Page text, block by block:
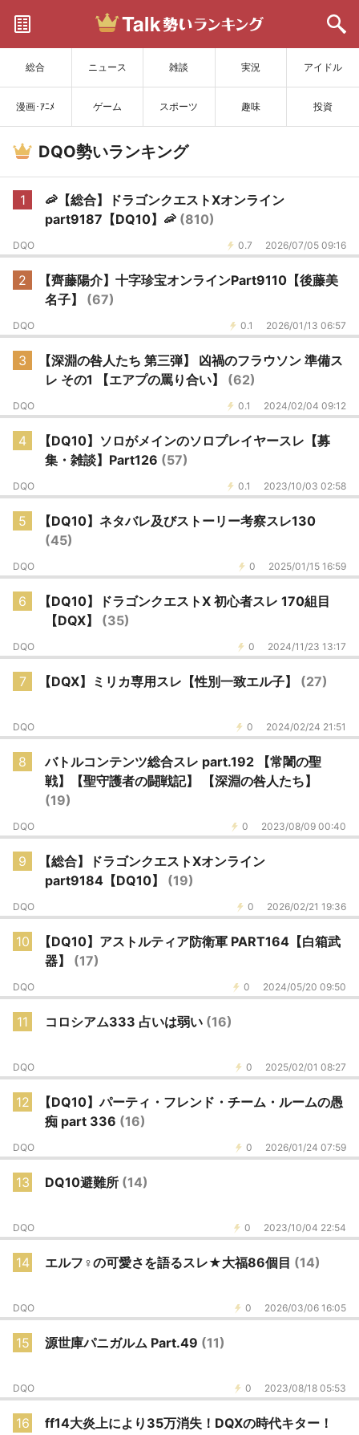
総合 ニュース 雑談 実況 アイドル
漫画･ｱﾆﾒ ゲーム スポーツ 趣味 投資
サイトを更新
DQO勢いランキング
1
🦐【総合】ドラゴンクエストXオンライン
part9187【DQ10】🦐 (810)
0.7 2026/07/05 09:16
DQO
2
【齊藤陽介】十字珍宝オンラインPart9110【後藤美
名子】 (67)
0.1 2026/01/13 06:57
DQO
3
【深淵の咎人たち 第三弾】 凶禍のフラウソン 準備ス
レ その1 【エアプの罵り合い】 (62)
0.1 2024/02/04 09:12
DQO
4
【DQ10】ソロがメインのソロプレイヤースレ【募
集・雑談】Part126 (57)
0.1 2023/10/03 02:58
DQO
5
【DQ10】ネタバレ及びストーリー考察スレ130
(45)
0 2025/01/15 16:59
DQO
6
【DQ10】ドラゴンクエストX 初心者スレ 170組目
【DQX】 (35)
0 2024/11/23 13:17
DQO
7 【DQX】ミリカ専用スレ【性別一致エル子】 (27)
0 2024/02/24 21:51
DQO
8
バトルコンテンツ総合スレ part.192 【常闍の聖
戦】【聖守護者の闘戦記】 【深淵の咎人たち】
(19)
0 2023/08/09 00:40
DQO
9
【総合】ドラゴンクエストXオンライン
part9184【DQ10】 (19)
0 2026/02/21 19:36
DQO
10
【DQ10】アストルティア防衛軍 PART164【白箱武
器】 (17)
0 2024/05/20 09:50
DQO
11 コロシアム333 占いは弱い (16)
0 2025/02/01 08:27
DQO
12
【DQ10】パーティ・フレンド・チーム・ルームの愚
痴 part 336 (16)
0 2026/01/24 07:59
DQO
13 DQ10避難所 (14)
0 2023/10/04 22:54
DQO
14 エルフ♀の可愛さを語るスレ★大福86個目 (14)
0 2026/03/06 16:05
DQO
15 源世庫パニガルム Part.49 (11)
0 2023/08/18 05:53
DQO
16
ff14大炎上により35万消失！DQXの時代キター！